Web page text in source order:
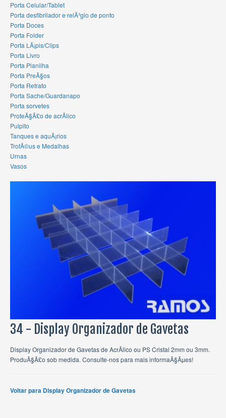
Porta Celular/Tablet
Porta desfibrilador e relÃ³gio de ponto
Porta Doces
Porta Folder
Porta LÃ¡pis/Clips
Porta Livro
Porta Planilha
Porta PreÃ§os
Porta Retrato
Porta Sache/Guardanapo
Porta sorvetes
ProteÃ§Ã£o de acrÃ­lico
Pulpito
Tanques e aquÃ¡rios
TrofÃ©us e Medalhas
Urnas
Vasos
34 - Display Organizador de Gavetas
Display Organizador de Gavetas de AcrÃ­lico ou PS Cristal 2mm ou 3mm.
ProduÃ§Ã£o sob medida. Consulte-nos para mais informaÃ§Ãµes!
Voltar para Display Organizador de Gavetas